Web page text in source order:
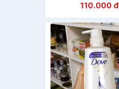
110.000 đ